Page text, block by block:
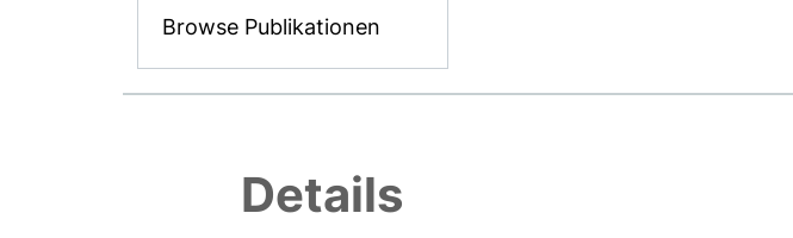
Browse Publikationen
Details